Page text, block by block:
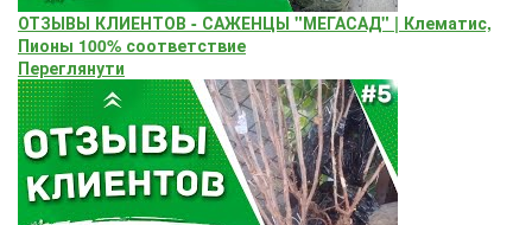
ОТЗЫВЫ КЛИЕНТОВ - САЖЕНЦЫ "МЕГАСАД" | Клематис,
Пионы 100% соответствие
Переглянути